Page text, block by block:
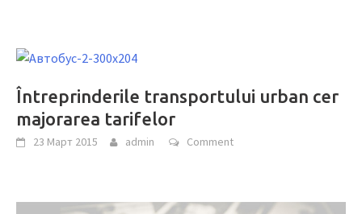
Întreprinderile transportului urban cer
majorarea tarifelor
23 Март 2015 admin Comment